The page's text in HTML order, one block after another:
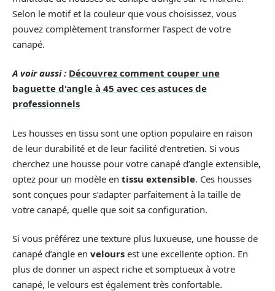
Selon le motif et la couleur que vous choisissez, vous
pouvez complètement transformer l’aspect de votre
canapé.
A voir aussi : Découvrez comment couper une
baguette d'angle à 45 avec ces astuces de
professionnels
Les housses en tissu sont une option populaire en raison
de leur durabilité et de leur facilité d’entretien. Si vous
cherchez une housse pour votre canapé d’angle extensible,
optez pour un modèle en tissu extensible. Ces housses
sont conçues pour s’adapter parfaitement à la taille de
votre canapé, quelle que soit sa configuration.
Si vous préférez une texture plus luxueuse, une housse de
canapé d’angle en velours est une excellente option. En
plus de donner un aspect riche et somptueux à votre
canapé, le velours est également très confortable.